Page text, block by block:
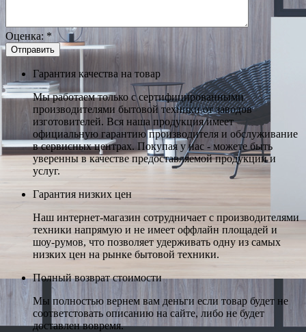
Оценка: *
Гарантия качества на товар
Мы работаем только с сертифицированными
производителями бытовой техники от заводов
изготовителей. Вся наша продукция имеет
официальную гарантию производителя и обслуживание
в сервисных центрах. Покупая у нас - можете быть
уверенны в качестве предоставляемой продукции и
услуг.
Гарантия низких цен
Наш интернет-магазин сотрудничает с производителями
техники напрямую и не имеет оффлайн площадей и
шоу-румов, что позволяет удерживать одну из самых
низких цен на рынке бытовой техники.
Полный возврат стоимости
Мы полностью вернем вам деньги если товар будет не
соответстовать описанию на сайте, либо не будет
доставлен вовремя.